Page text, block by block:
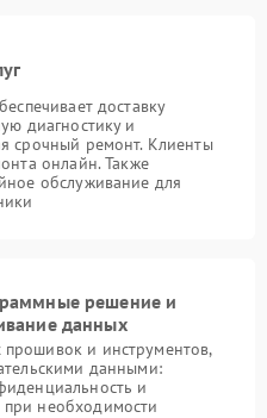
доставку
диагностику и
срочный ремонт. Клиенты
онлайн. Также
обслуживание для
решение и
данных
и инструментов,
данными:
и
необходимости